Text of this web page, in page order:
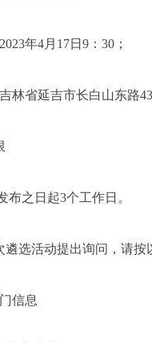
年4月17日9：30；
省延吉市长白山东路
之日起3个工作日。
活动提出询问，请按
信息